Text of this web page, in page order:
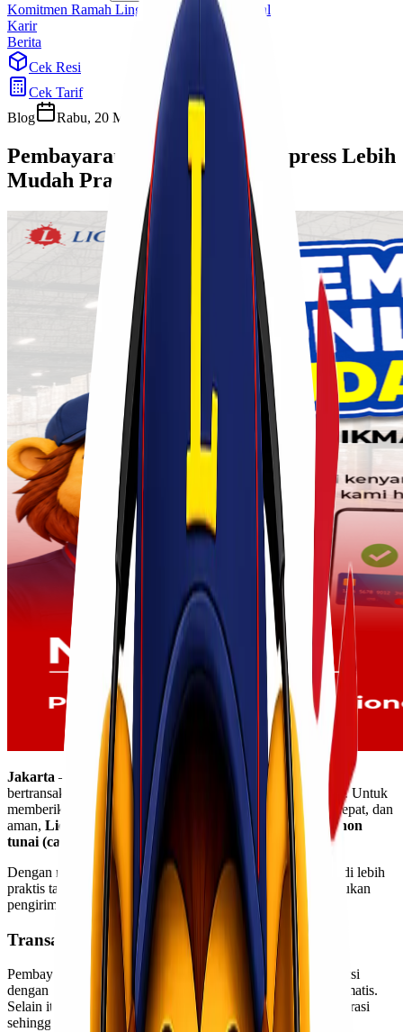
Komitmen Ramah Lingkungan
Program Sosial
Karir
Berita
Cek Resi
Cek Tarif
Blog
Rabu, 20 Mei 2026
Pembayaran Online Lionel Express Lebih
Mudah Praktis
Jakarta – Di era digital seperti sekarang, kemudahan dalam
bertransaksi menjadi salah satu kebutuhan utama pelanggan. Untuk
memberikan pengalaman pengiriman yang lebih nyaman, cepat, dan
aman, Lionel Express kini melayani sistem
pembayaran non
tunai (cashless)
untuk seluruh pelanggan.
Dengan metode pembayaran online, proses transaksi menjadi lebih
praktis tanpa perlu repot menyiapkan uang tunai saat melakukan
pengiriman barang.
Transaksi Lebih Aman dan Nyaman
Pembayaran digital membantu pelanggan melakukan transaksi
dengan lebih aman karena seluruh proses tercatat secara otomatis.
Selain itu, sistem cashless juga mempercepat proses administrasi
sehingga pengiriman dapat diproses lebih efisien.